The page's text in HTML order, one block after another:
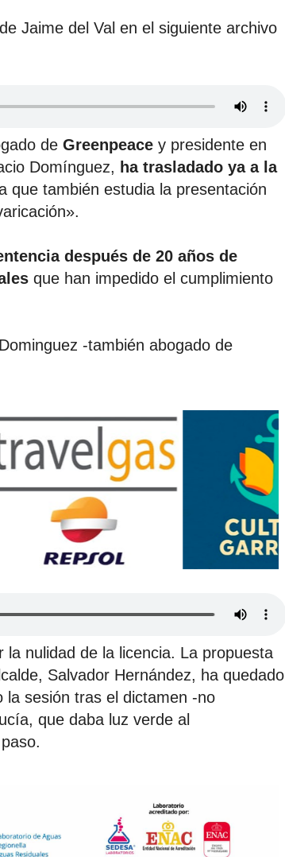
Jaime del Val en el siguiente archivo
deGreenpeace y presidente en
Domínguez, ha trasladado ya a la
que también estudia la presentación
después de 20 años de
que han impedido el cumplimiento
-también abogado de
nulidad de la licencia. La propuesta
Salvador Hernández, ha quedado
sesión tras el dictamen -no
que daba luz verde al